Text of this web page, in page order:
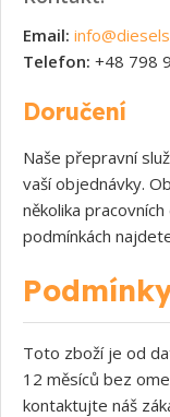
Email:
Telefon: +48 798
Doručení
Naše přepravní
vaší objednávky.
několika
podmínkách
Toto zboží je od
12 měsíců bez
kontaktujte náš